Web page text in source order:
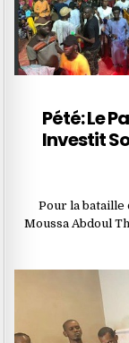
Pété: Le
Investit
Pour la bataille
Moussa Abdoul